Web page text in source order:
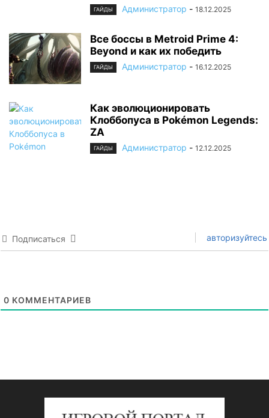
ГАЙДЫ Администратор - 18.12.2025
Все боссы в Metroid Prime 4:
Beyond и как их победить
ГАЙДЫ Администратор - 16.12.2025
Как эволюционировать
Клоббопуса в Pokémon Legends:
ZA
ГАЙДЫ Администратор - 12.12.2025
Подписаться авторизуйтесь
0 КОММЕНТАРИЕВ